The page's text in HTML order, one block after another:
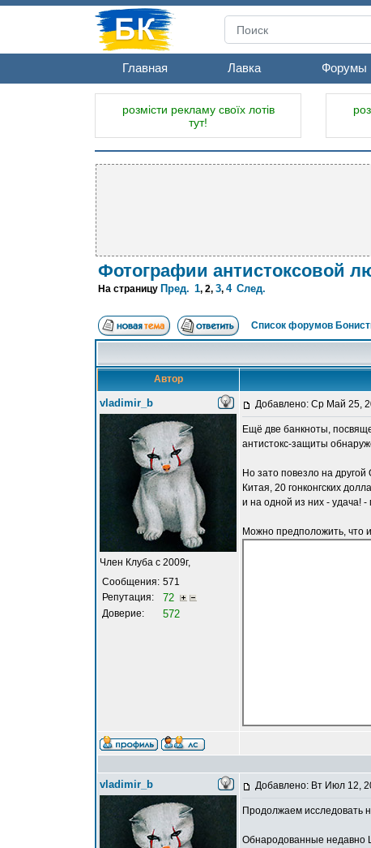
Главная Лавка Форумы
розмісти рекламу своїх лотів
тут!
Фотографии антистоксовой
На страницу Пред. 1, 2, 3, 4 След.
Список форумов
Автор
vladimir_b
Член Клуба с 2009г,
Сообщения: 571
Репутация:
72
Доверие: 572
Добавлено: Ср Май 25,
Ещё две банкноты,
антистокс-защиты
Но зато повезло на
Китая, 20 гонконгских
и на одной из них - удача!
Можно предположить, что
vladimir_b Добавлено: Вт Июл 12,
Продолжаем исследовать
Обнародованные недавно